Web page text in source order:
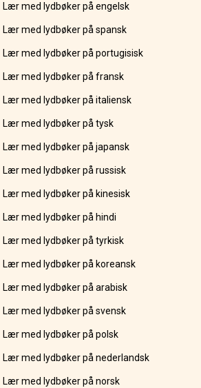
Lær med lydbøker på engelsk
Lær med lydbøker på spansk
Lær med lydbøker på portugisisk
Lær med lydbøker på fransk
Lær med lydbøker på italiensk
Lær med lydbøker på tysk
Lær med lydbøker på japansk
Lær med lydbøker på russisk
Lær med lydbøker på kinesisk
Lær med lydbøker på hindi
Lær med lydbøker på tyrkisk
Lær med lydbøker på koreansk
Lær med lydbøker på arabisk
Lær med lydbøker på svensk
Lær med lydbøker på polsk
Lær med lydbøker på nederlandsk
Lær med lydbøker på norsk